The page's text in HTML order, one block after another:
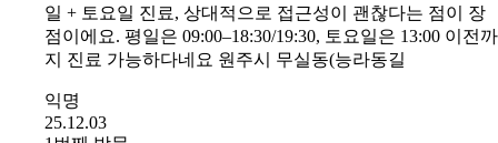
일 + 토요일 진료, 상대적으로 접근성이 괜찮다는 점이 장
점이에요. 평일은 09:00–18:30/19:30, 토요일은 13:00 이전까
지 진료 가능하다네요 원주시 무실동(능라동길
익명
25.12.03